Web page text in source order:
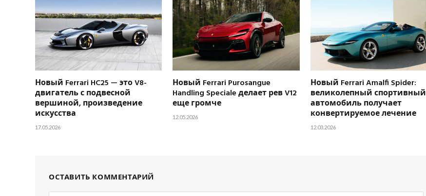
Новый Ferrari HC25 — это V8-
двигатель с подвесной
вершиной, произведение
искусства
17.05.2026
Новый Ferrari Purosangue
Handling Speciale делает рев V12
еще громче
12.05.2026
Новый Ferrari Amalfi Spider:
великолепный спортивный
автомобиль получает
конвертируемое лечение
12.03.2026
ОСТАВИТЬ КОММЕНТАРИЙ